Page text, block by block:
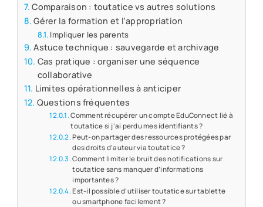
Comparaison : toutatice vs autres solutions
Gérer la formation et l’appropriation
Impliquer les parents
Astuce technique : sauvegarde et archivage
Cas pratique : organiser une séquence
collaborative
Limites opérationnelles à anticiper
Questions fréquentes
Comment récupérer un compte EduConnect lié à
toutatice si j’ai perdu mes identifiants ?
Peut-on partager des ressources protégées par
des droits d’auteur via toutatice ?
Comment limiter le bruit des notifications sur
toutatice sans manquer d’informations
importantes ?
Est-il possible d’utiliser toutatice sur tablette
ou smartphone facilement ?